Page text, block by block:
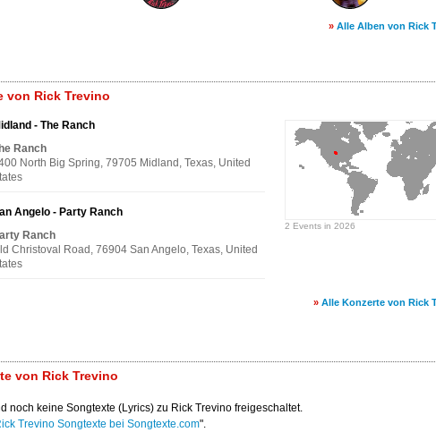
» Alle Alben von Rick
von Rick Trevino
2 Events in 2026
- The Ranch
Ranch
North Big Spring, 79705 Midland, Texas, United
Angelo - Party Ranch
Ranch
Christoval Road, 76904 San Angelo, Texas, United
» Alle Konzerte von Rick
von Rick Trevino
noch keine Songtexte (Lyrics) zu Rick Trevino freigeschaltet.
Trevino Songtexte bei Songtexte.com".